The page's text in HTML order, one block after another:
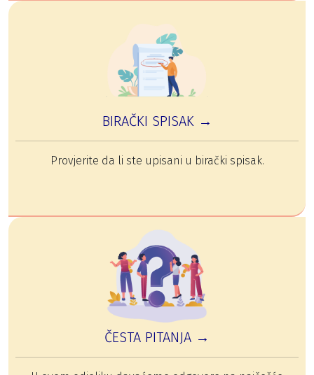
BIRAČKI SPISAK →
Provjerite da li ste upisani u birački spisak.
ČESTA PITANJA →